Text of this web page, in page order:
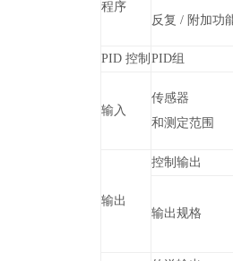
程序
反复 / 附加功
PID 控制 PID组
输入
传感器
和测定范围
输出
控制输出
输出规格